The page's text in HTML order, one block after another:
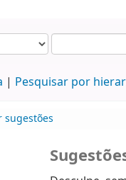
Pesquisar por
sugestões